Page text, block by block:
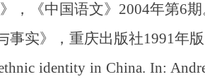
《中国语文》2004年第6期
》，重庆出版社1991年版
identity in China. In: